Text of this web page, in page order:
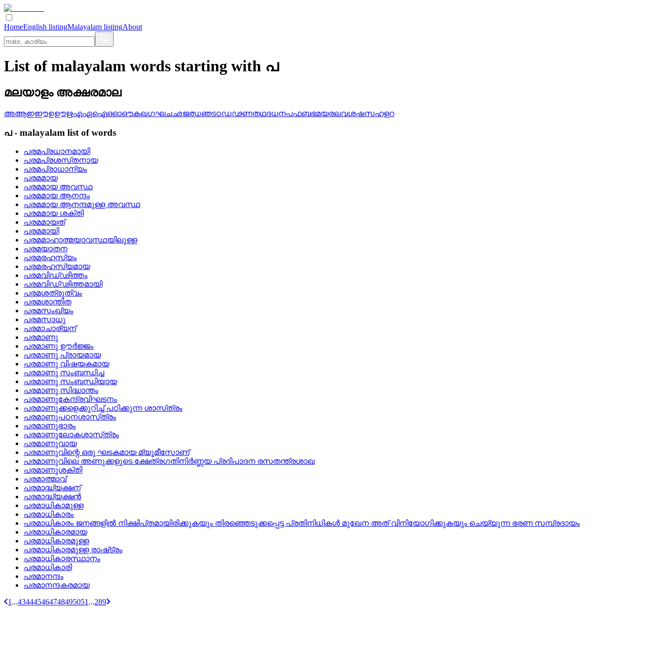
HomeEnglish listingMalayalam listingAbout
List of malayalam words starting with പ
മലയാളം അക്ഷരമാല
അആഇഈഉഊഋഎഏഐഒഓഔകഖഗഘചഛജഝഞടഠഡഢണതഥദധനപഫബഭമയരലവശഷസഹളറ
പ- malayalam list of words
പരമപ്രധാനമായി
പരമപ്രശസ്‌തനായ
പരമപ്രാധാന്യം
പരമമായ
പരമമായ അവസ്ഥ
പരമമായ ആനന്ദം
പരമമായ ആനന്ദമുള്ള അവസ്ഥ
പരമമായ ശക്തി
പരമമായത്
പരമമായി
പരമമാഹാത്മയാവസ്ഥയിലുള്ള
പരമയാതന
പരമരഹസ്യം
പരമരഹസ്യമായ
പരമവിഡ്‌ഢിത്തം
പരമവിഡ്‌ഢിത്തമായി
പരമശത്രുത്വം
പരമശാന്തിത
പരമസംഖ്യം
പരമസാധു
പരമാചാര്യന്
പരമാണു
പരമാണു ഊര്‍ജ്ജം
പരമാണു പ്രായമായ
പരമാണു വിഷയകമായ
പരമാണു സംബന്ധിച്ച
പരമാണു സംബന്ധിയായ
പരമാണു സിദ്ധാന്തം
പരമാണുകേന്ദ്രവിഘടനം
പരമാണുക്കളെക്കുറിച്ച്‌ പഠിക്കുന്ന ശാസ്‌ത്രം
പരമാണുപഠനശാസ്‌ത്രം
പരമാണുഭാരം
പരമാണുലോകശാസ്‌ത്രം
പരമാണുവായ
പരമാണുവിന്റെ ഒരു ഘടകമായ മ്യൂമീസോണ്
പരമാണുവിലെ അണുക്കളുടെ ക്ഷേത്രഗതിനിര്‍ണ്ണയ പ്രദിപാദന രസതന്ത്രശാഖ
പരമാണുശക്തി
പരമാത്മാവ്
പരമാദ്ധ്യക്ഷന്
പരമാദ്ധ്യക്ഷന്‍
പരമാധികാമുള്ള
പരമാധികാരം
പരമാധികാരം ജനങ്ങളില്‍ നിക്ഷിപ്‌തമായിരിക്കുകയും തിരഞ്ഞെടുക്കപ്പെട്ട പ്രതിനിധികള്‍ മുഖേന അത്‌ വിനിയോഗിക്കുകയും ചെയ്യുന്ന ഭരണ സമ്പ്രദായം
പരമാധികാരമായ
പരമാധികാരമുള്ള
പരമാധികാരമുള്ള രാഷ്‌ട്രം
പരമാധികാരസ്ഥാനം
പരമാധികാരി
പരമാനന്ദം
പരമാനന്ദകരമായ
1 ...434445464748495051 ...289